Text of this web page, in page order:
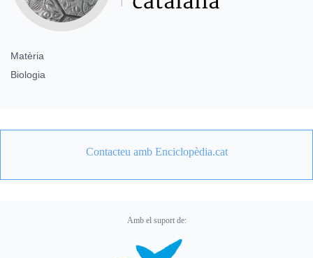
Matèria
Biologia
Contacteu amb Enciclopèdia.cat
Amb el suport de: